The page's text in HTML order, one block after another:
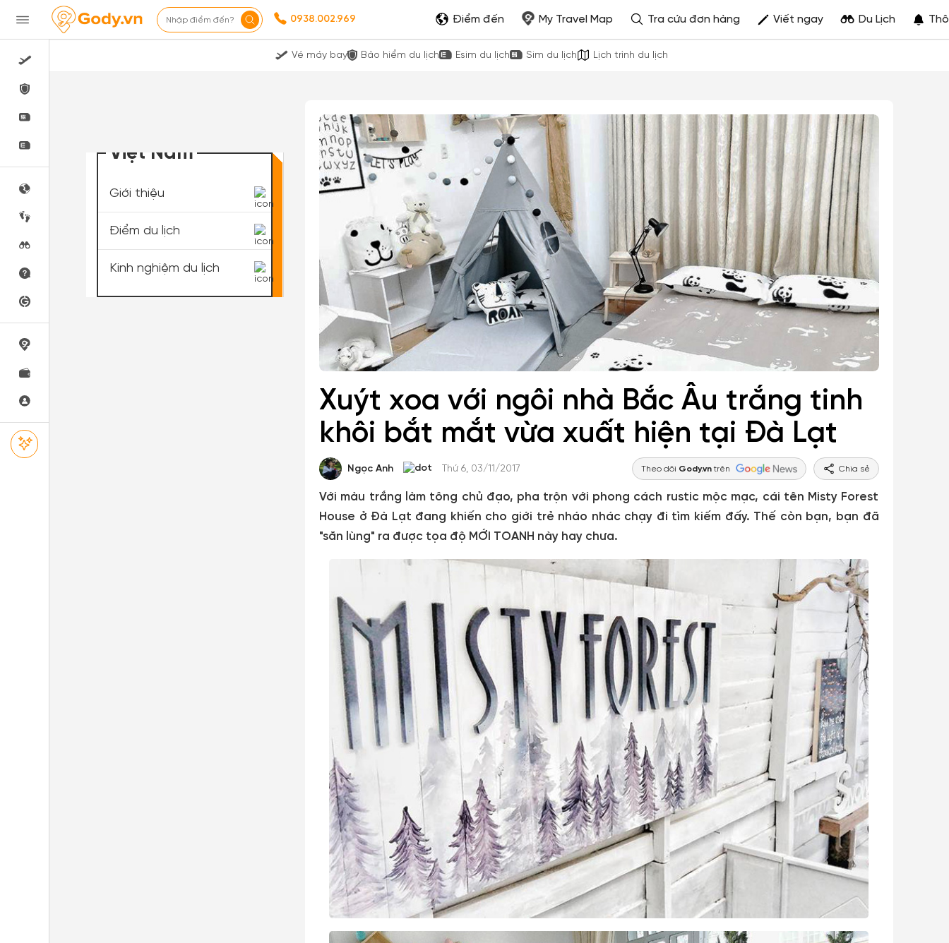
Nhập điểm đến? 0938.002.969 Điểm đến My Travel Map Tra cứu đơn hàng Viết ngay Du Lịch
Vé máy bay Bảo hiểm du lịch Esim du lịch Sim du lịch Lịch trình du lịch
Việt Nam
Giới thiệu
Điểm du lịch
Kinh nghiệm du lịch
Xuýt xoa với ngôi nhà Bắc Âu trắng tinh
khôi bắt mắt vừa xuất hiện tại Đà Lạt
Ngọc Anh Thứ 6, 03/11/2017 Theo dõi Gody.vntrên Chia sẻ
Với màu trắng làm tông chủ đạo, pha trộn với phong cách rustic mộc mạc, cái tên Misty Forest
House ở Đà Lạt đang khiến cho giới trẻ nháo nhác chạy đi tìm kiếm đấy. Thế còn bạn, bạn đã
"săn lùng" ra được tọa độ MỚI TOANH này hay chưa.